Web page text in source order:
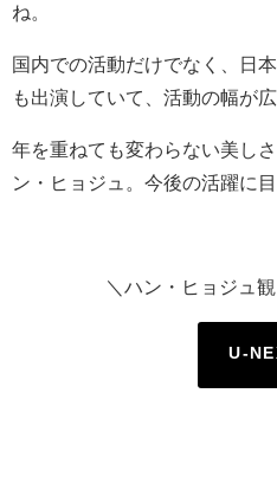
ね。
国内での活動だけでなく、日
も出演していて、活動の幅が
年を重ねても変わらない美し
ン・ヒョジュ。今後の活躍に
＼ハン・ヒョジュ
U-